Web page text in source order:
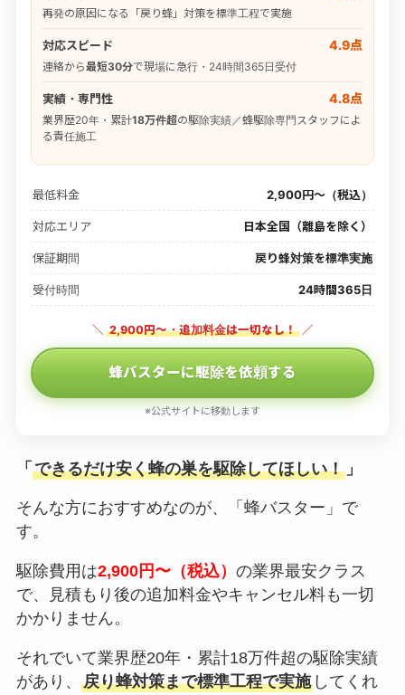
再発の原因になる「戻り蜂」対策を標準工程で実施
対応スピード 4.9点
連絡から最短30分で現場に急行・24時間365日受付
実績・専門性 4.8点
業界歴20年・累計18万件超の駆除実績／蜂駆除専門スタッフによ
る責任施工
最低料金 2,900円〜（税込）
対応エリア 日本全国（離島を除く）
保証期間 戻り蜂対策を標準実施
受付時間 24時間365日
＼ 2,900円〜・追加料金は一切なし！ ／
蜂バスターに駆除を依頼する
※公式サイトに移動します
「 できるだけ安く蜂の巣を駆除してほしい！」
そんな方におすすめなのが、「蜂バスター」で
す。
駆除費用は2,900円〜（税込） の業界最安クラス
で、見積もり後の追加料金やキャンセル料も一切
かかりません。
それでいて業界歴20年・累計18万件超の駆除実績
があり、 戻り蜂対策まで標準工程で実施してくれ